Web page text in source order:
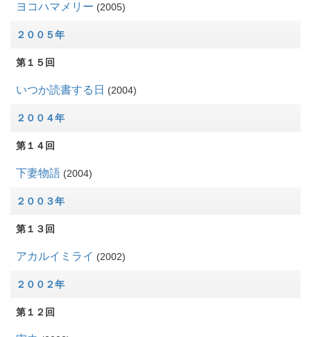
ヨコハマメリー 2005
２００５年
第１５回
いつか読書する日 2004
２００４年
第１４回
下妻物語 2004
２００３年
第１３回
アカルイミライ 2002
２００２年
第１２回